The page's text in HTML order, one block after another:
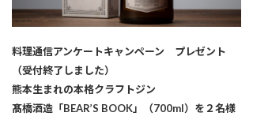
料理通信アンケートキャンペーン プレゼント
（受付終了しました）
熊本生まれの本格クラフトジン
髙橋酒造「BEAR’S BOOK」（700ml）を２名様